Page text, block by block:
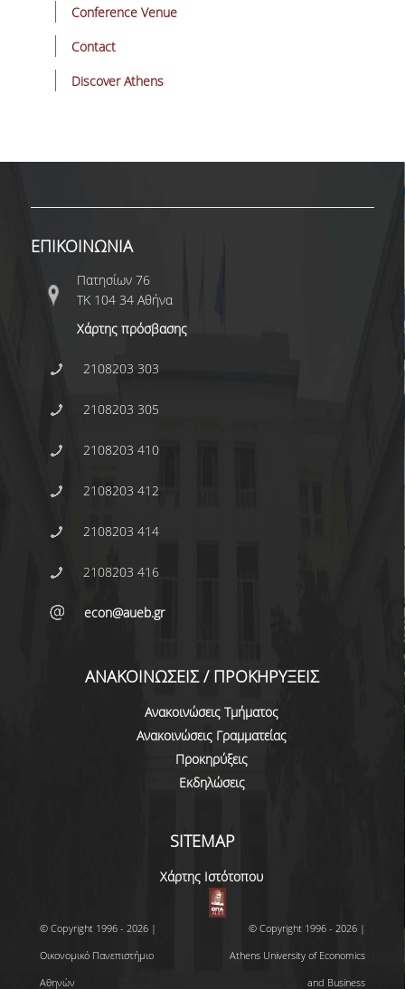
ΔΕΔΟΜΕΝΑ ΠΟΙΟΤΗΤΑΣ
ΑΞΙΟΛΟΓΗΣΗ
MΟ.ΔΙ.Π.
ΕΡΓΑΣΤΗΡΙΟ ΜΕΛΕΤΩΝ ΟΙΚΟΝΟΜΙΚΗΣ
ΚΟΙΝΩΝΙΚΗΣ ΠΟΛΙΤΙΚΗΣ
ΜΕΤΑΔΙΔΑΚΤΟΡΙΚΗ ΕΡΕΥΝΑ
ΜΕΛΩΝ ΔΕΠ
ΥΠΟΨΗΦΙΩΝ ΔΙΔΑΚΤΟΡΩΝ - ΔΙΔΑΚΤΟΡΩΝ &
ΜΕΤΑΔΙΔΑΚΤΟΡΙΚΩΝ ΕΡΕΥΝΗΤΩΝ
ΣΥΝΕΔΡΙΑ
ΣΕΙΡΕΣ ΣΕΜΙΝΑΡΙΩΝ
RESEARCH SEMINAR SERIES
INTERNAL DEPARTMENT SEMINARS
JERS SEMINARS
Conference Venue
Contact
Discover Athens
ΕΠΙΚΟΙΝΩΝΙΑ
Πατησίων 76
ΤΚ 104 34 Αθήνα
Χάρτης πρόσβασης
2108203 303
2108203 305
2108203 410
2108203 412
2108203 414
2108203 416
econ@aueb.gr
ΑΝΑΚΟΙΝΩΣΕΙΣ / ΠΡΟΚΗΡΥΞΕΙΣ
Ανακοινώσεις Τμήματος
Ανακοινώσεις Γραμματείας
Προκηρύξεις
Εκδηλώσεις
SITEMAP
Χάρτης Ιστότοπου
© Copyright 1996 - 2026 |
Οικονομικό Πανεπιστήμιο
Αθηνών
© Copyright 1996 - 2026 |
Athens University of Economics
and Business